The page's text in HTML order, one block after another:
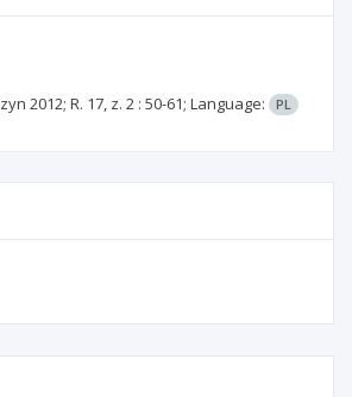
2012; R. 17, z. 2 : 50-61; Language: PL